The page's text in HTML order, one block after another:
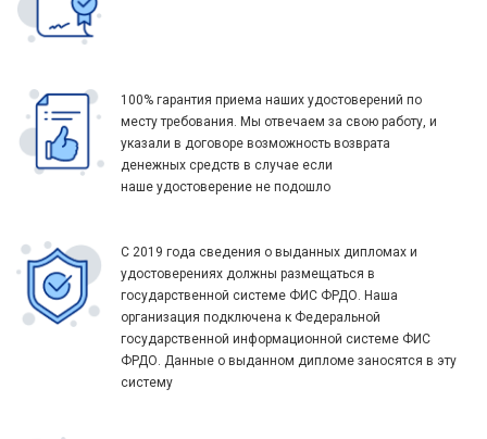
100% гарантия приема наших удостоверений по
месту требования. Мы отвечаем за свою работу, и
указали в договоре возможность возврата
денежных средств в случае если
наше удостоверение не подошло
С 2019 года сведения о выданных дипломах и
удостоверениях должны размещаться в
государственной системе ФИС ФРДО. Наша
организация подключена к Федеральной
государственной информационной системе ФИС
ФРДО. Данные о выданном дипломе заносятся в эту
систему